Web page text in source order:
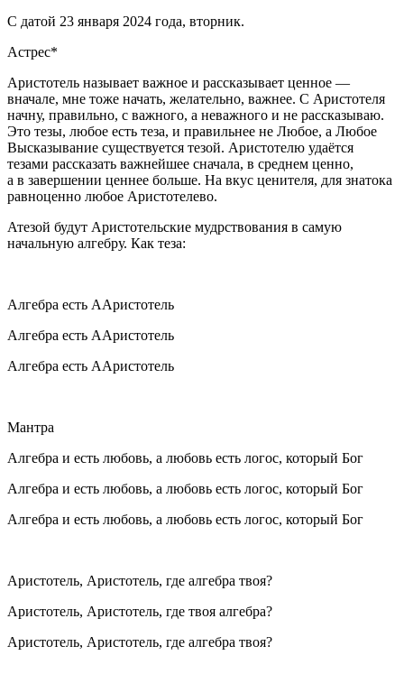
С датой 23 января 2024 года, вторник.
Астрес*
Аристотель называет важное и рассказывает ценное —
вначале, мне тоже начать, желательно, важнее. С Аристотеля
начну, правильно, с важного, а неважного и не рассказываю.
Это тезы, любое есть теза, и правильнее не Любое, а Любое
Высказывание существуется тезой. Аристотелю удаётся
тезами рассказать важнейшее сначала, в среднем ценно,
а в завершении ценнее больше. На вкус ценителя, для знатока
равноценно любое Аристотелево.
Атезой будут Аристотельские мудрствования в самую
начальную алгебру. Как теза:
Алгебра есть ААристотель
Алгебра есть ААристотель
Алгебра есть ААристотель
Мантра
Алгебра и есть любовь, а любовь есть логос, который Бог
Алгебра и есть любовь, а любовь есть логос, который Бог
Алгебра и есть любовь, а любовь есть логос, который Бог
Аристотель, Аристотель, где алгебра твоя?
Аристотель, Аристотель, где твоя алгебра?
Аристотель, Аристотель, где алгебра твоя?